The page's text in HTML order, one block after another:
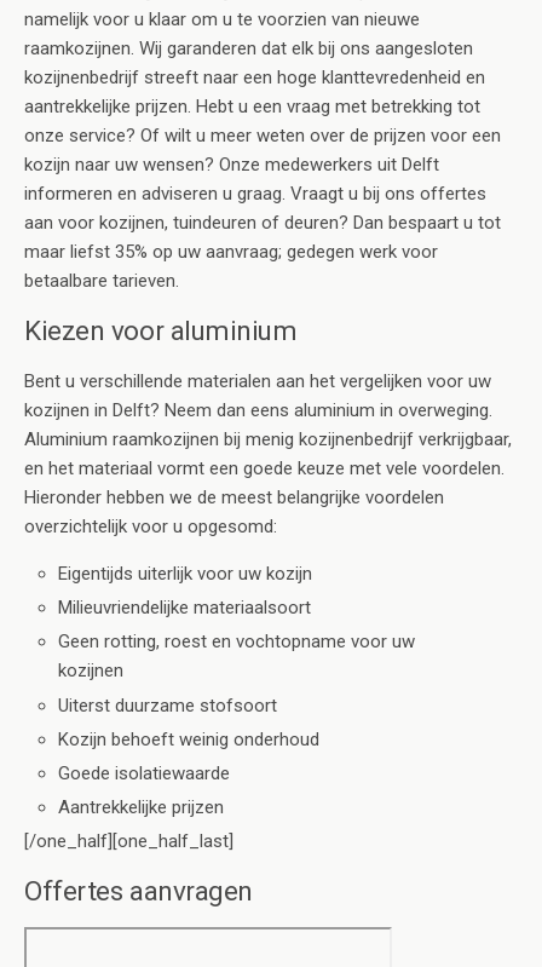
namelijk voor u klaar om u te voorzien van nieuwe
raamkozijnen. Wij garanderen dat elk bij ons aangesloten
kozijnenbedrijf streeft naar een hoge klanttevredenheid en
aantrekkelijke prijzen. Hebt u een vraag met betrekking tot
onze service? Of wilt u meer weten over de prijzen voor een
kozijn naar uw wensen? Onze medewerkers uit Delft
informeren en adviseren u graag. Vraagt u bij ons offertes
aan voor kozijnen, tuindeuren of deuren? Dan bespaart u tot
maar liefst 35% op uw aanvraag; gedegen werk voor
betaalbare tarieven.
Kiezen voor aluminium
Bent u verschillende materialen aan het vergelijken voor uw
kozijnen in Delft? Neem dan eens aluminium in overweging.
Aluminium raamkozijnen bij menig kozijnenbedrijf verkrijgbaar,
en het materiaal vormt een goede keuze met vele voordelen.
Hieronder hebben we de meest belangrijke voordelen
overzichtelijk voor u opgesomd:
Eigentijds uiterlijk voor uw kozijn
Milieuvriendelijke materiaalsoort
Geen rotting, roest en vochtopname voor uw
kozijnen
Uiterst duurzame stofsoort
Kozijn behoeft weinig onderhoud
Goede isolatiewaarde
Aantrekkelijke prijzen
[/one_half][one_half_last]
Offertes aanvragen